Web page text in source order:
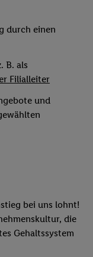
durch einen
B. als
Filialleiter
und
bei uns lohnt!
die
Gehaltssystem